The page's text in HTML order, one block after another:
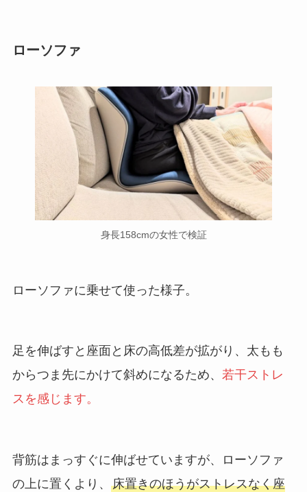
ローソファ
身長158cmの女性で検証
ローソファに乗せて使った様子。
足を伸ばすと座面と床の高低差が拡がり、太もも
からつま先にかけて斜めになるため、 若干ストレ
スを感じます。
背筋はまっすぐに伸ばせていますが、ローソファ
の上に置くより、 床置きのほうがストレスなく座